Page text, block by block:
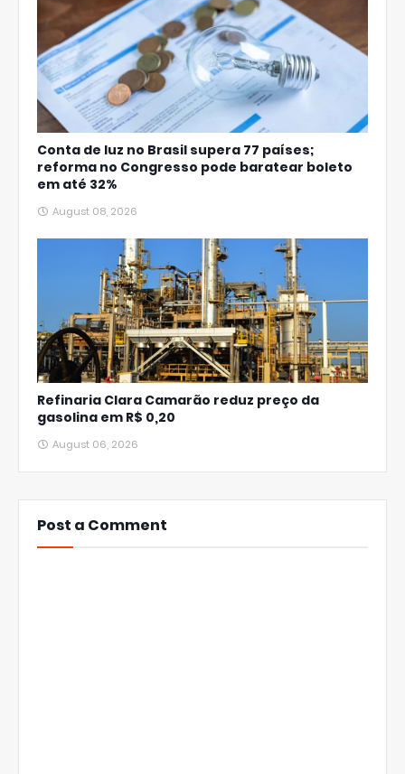
Conta de luz no Brasil supera 77 países;
reforma no Congresso pode baratear boleto
em até 32%
August 08, 2026
Refinaria Clara Camarão reduz preço da
gasolina em R$ 0,20
August 06, 2026
Post a Comment